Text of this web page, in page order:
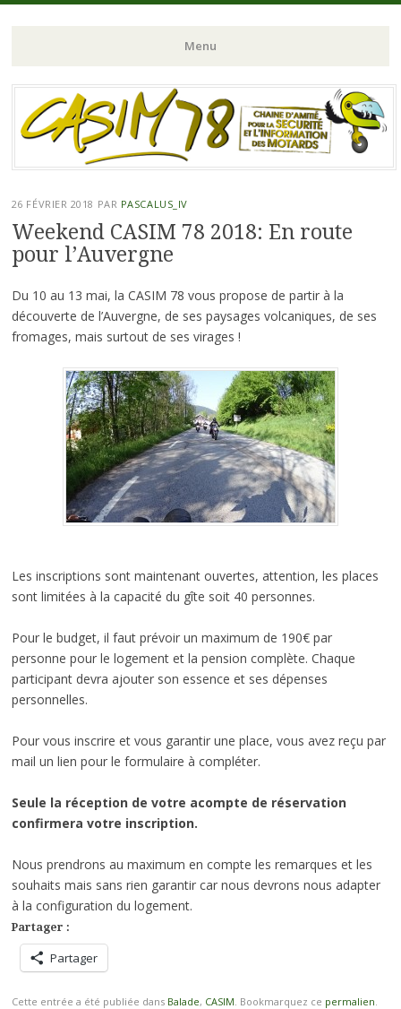
Menu
Aller
au
contenu
26 FÉVRIER 2018 PAR PASCALUS_IV
Weekend CASIM 78 2018: En route
pour l’Auvergne
Du 10 au 13 mai, la CASIM 78 vous propose de partir à la
découverte de l’Auvergne, de ses paysages volcaniques, de ses
fromages, mais surtout de ses virages !
Les inscriptions sont maintenant ouvertes, attention, les places
sont limitées à la capacité du gîte soit 40 personnes.
Pour le budget, il faut prévoir un maximum de 190€ par
personne pour le logement et la pension complète. Chaque
participant devra ajouter son essence et ses dépenses
personnelles.
Pour vous inscrire et vous garantir une place, vous avez reçu par
mail un lien pour le formulaire à compléter.
Seule la réception de votre acompte de réservation
confirmera votre inscription.
Nous prendrons au maximum en compte les remarques et les
souhaits mais sans rien garantir car nous devrons nous adapter
à la configuration du logement.
Partager :
Partager
Cette entrée a été publiée dans Balade, CASIM . Bookmarquez ce permalien